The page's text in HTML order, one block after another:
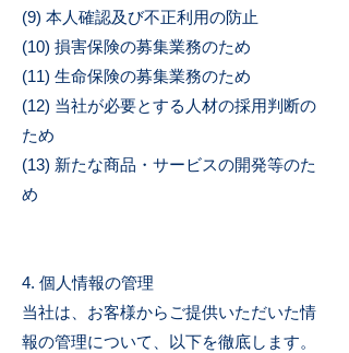
(9) 本人確認及び不正利用の防止
(10) 損害保険の募集業務のため
(11) 生命保険の募集業務のため
(12) 当社が必要とする人材の採用判断の
ため
(13) 新たな商品・サービスの開発等のた
め
4. 個人情報の管理
当社は、お客様からご提供いただいた情
報の管理について、以下を徹底します。